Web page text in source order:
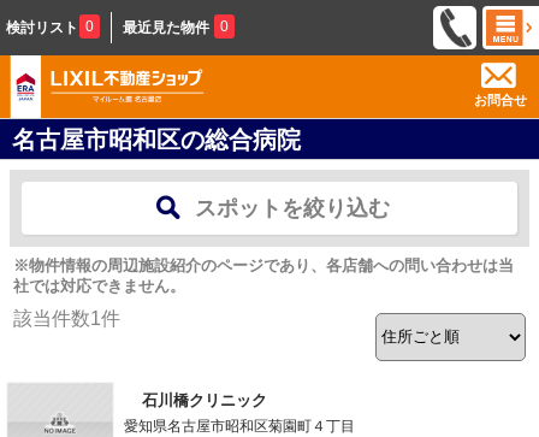
検討リスト 0 最近見た物件 0
お問合せ
名古屋市昭和区の総合病院
スポットを絞り込む
※物件情報の周辺施設紹介のページであり、各店舗への問い合わせは当
社では対応できません。
該当件数1件
石川橋クリニック
愛知県名古屋市昭和区菊園町４丁目